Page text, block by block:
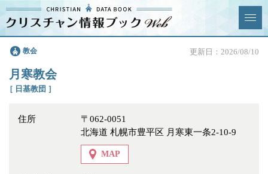
クリスチャン
情報ブックとは
News & Topics
よくあるご質問
教会 更新日：2026/08/10
月寒教会
［ 日基教団 ］
住所
〒062-0051
北海道 札幌市豊平区 月寒東一条2-10-9
MAP